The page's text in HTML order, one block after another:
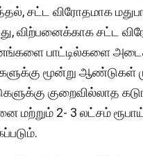
சட்ட விரோதமாக
விற்பனைக்காக சட்ட
பாட்டில்களை
மூன்று ஆண்டுகள்
குறைவில்லாத
மற்றும் 2- 3 லட்சம்